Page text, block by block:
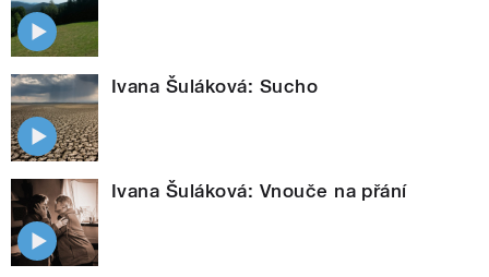
Ivana Šuláková: Sucho
Ivana Šuláková: Vnouče na přání